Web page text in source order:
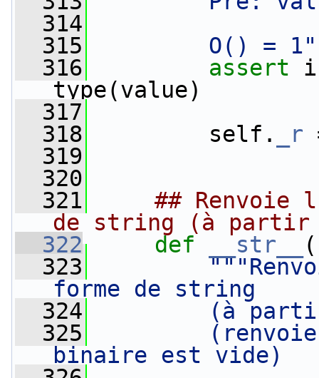
  314
  315
O() =
  316
assert
type(value)
  317
  318
self. _r
  319
  320
  321
## Renvoie
de string (à partir
  322
def __str__
  323
forme de string
  324
(à
  325
binaire est vide)